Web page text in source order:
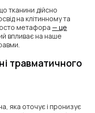
тканини дійсно
на клітинному та
метафора — це
впливає на наше
травматичного
яка оточує і пронизує